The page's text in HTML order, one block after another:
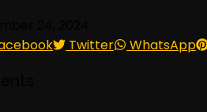
Twitter WhatsApp